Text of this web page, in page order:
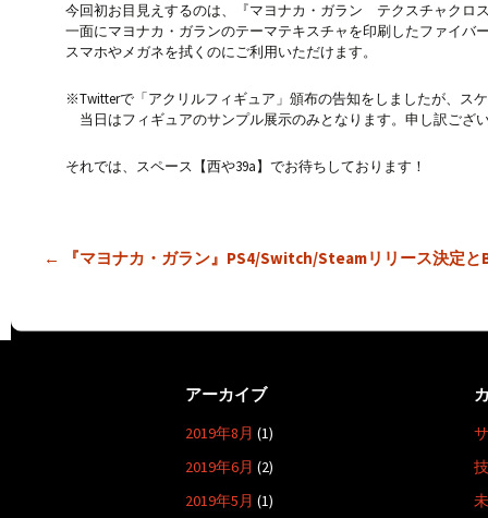
今回初お目見えするのは、『マヨナカ・ガラン テクスチャクロ
一面にマヨナカ・ガランのテーマテキスチャを印刷したファイバ
スマホやメガネを拭くのにご利用いただけます。
※Twitterで「アクリルフィギュア」頒布の告知をしましたが、ス
当日はフィギュアのサンプル展示のみとなります。申し訳ござ
それでは、スペース【西や39a】でお待ちしております！
← 『マヨナカ・ガラン』PS4/Switch/Steamリリース決定
アーカイブ
2019年8月 (1)
2019年6月 (2)
2019年5月 (1)